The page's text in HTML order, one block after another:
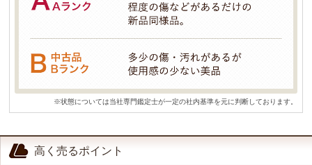
※状態については当社専門鑑定士が一定の社内基準を元に判断しております。
高く売るポイント